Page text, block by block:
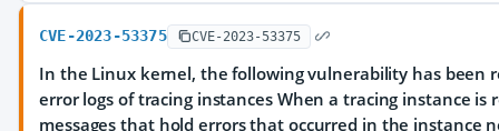
CVE-2023-53375 CVE-2023-53375
In the Linux kernel, the following vulnerability has been
error logs of tracing instances When a tracing instance is
messages that hold errors that occurred in the instance